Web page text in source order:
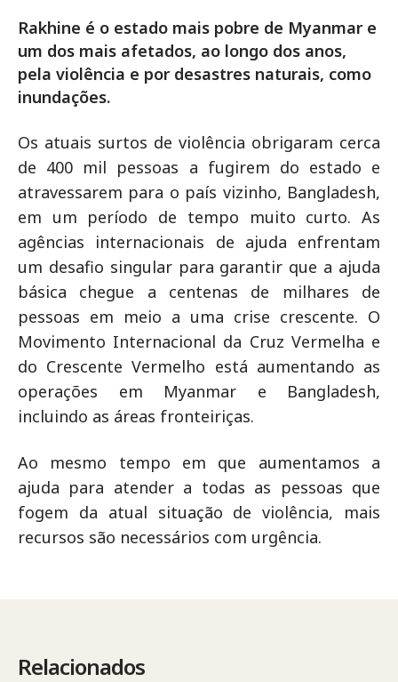
Rakhine é o estado mais pobre de Myanmar e
um dos mais afetados, ao longo dos anos,
pela violência e por desastres naturais, como
inundações.
Os atuais surtos de violência obrigaram cerca
de 400 mil pessoas a fugirem do estado e
atravessarem para o país vizinho, Bangladesh,
em um período de tempo muito curto. As
agências internacionais de ajuda enfrentam
um desafio singular para garantir que a ajuda
básica chegue a centenas de milhares de
pessoas em meio a uma crise crescente. O
Movimento Internacional da Cruz Vermelha e
do Crescente Vermelho está aumentando as
operações em Myanmar e Bangladesh,
incluindo as áreas fronteiriças.
Ao mesmo tempo em que aumentamos a
ajuda para atender a todas as pessoas que
fogem da atual situação de violência, mais
recursos são necessários com urgência.
Relacionados